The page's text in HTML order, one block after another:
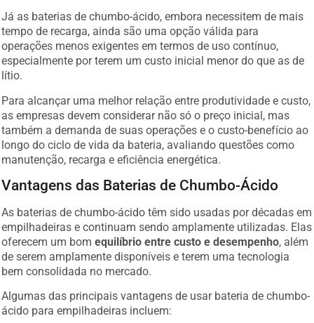
Já as baterias de chumbo-ácido, embora necessitem de mais
tempo de recarga, ainda são uma opção válida para
operações menos exigentes em termos de uso contínuo,
especialmente por terem um custo inicial menor do que as de
lítio.
Para alcançar uma melhor relação entre produtividade e custo,
as empresas devem considerar não só o preço inicial, mas
também a demanda de suas operações e o custo-benefício ao
longo do ciclo de vida da bateria, avaliando questões como
manutenção, recarga e eficiência energética.
Vantagens das Baterias de Chumbo-Ácido
As baterias de chumbo-ácido têm sido usadas por décadas em
empilhadeiras e continuam sendo amplamente utilizadas. Elas
oferecem um bomequilíbrio entre custo e desempenho, além
de serem amplamente disponíveis e terem uma tecnologia
bem consolidada no mercado.
Algumas das principais vantagens de usar bateria de chumbo-
ácido para empilhadeiras incluem: